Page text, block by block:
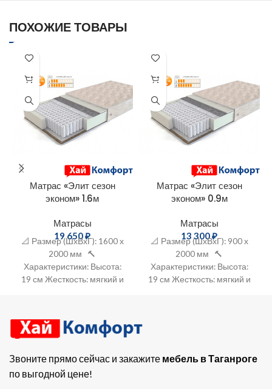
ПОХОЖИЕ ТОВАРЫ
Матрас «Элит сезон
эконом» 1.6м
Матрасы
19 650₽
📐 Размер (ШхВхГ): 1600 х
2000 мм 🔨
Характеристики: Высота:
19 см Жесткость: мягкий и
пенополиуретан,
Матрас «Элит сезон
эконом» 0.9м
Матрасы
13 300₽
📐 Размер (ШхВхГ): 900 х
2000 мм 🔨
Характеристики: Высота:
19 см Жесткость: мягкий и
Звоните прямо сейчас и закажите мебель в Таганроге
по выгодной цене!